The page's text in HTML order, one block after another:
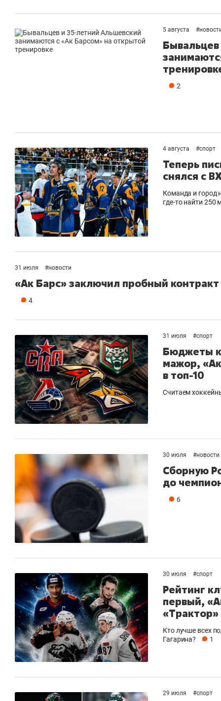
5 августа #
2
4 августа #спорт
Теперь
снялся с
Команда и город
где-то найти 250
31 июля #новости
«Ак Барс» заключил пробный
4
31 июля #спорт
Бюджеты
мажор,
в топ-10
Считаем
30 июля #новости
Сборную
до
6
30 июля #спорт
Рейтинг
первый,
Кто лучше всех
Гагарина?
1
29 июля #спорт